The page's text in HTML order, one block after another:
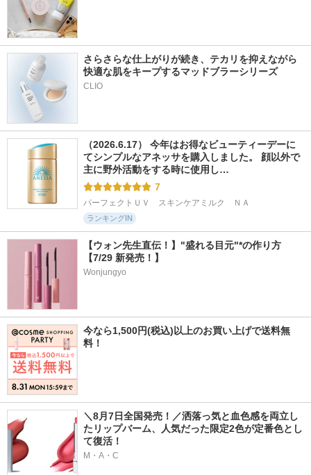
さらさらな仕上がりが続き、テカリを抑えながら
快適な肌をキープするマッドブラーシリーズ
（2026.6.17） 今年はお得なビューティーデーに
てシンプルなアネッサを購入しました。 顔以外で
主に野外活動をする時に使用し…
7
パーフェクトＵＶ　スキンケアミルク　ＮＡ
ランキングIN
【ウォン先生直伝！】"盛れる目元"*の作り方
【7/29 新発売！】
Wonjungyo
今なら1,500円(税込)以上のお買い上げで送料無
料！
＼8月7日全国発売！／洒落っ気と血色感を両立し
たリップバーム、人気だった限定2色が定番色とし
て復活！
M・A・C